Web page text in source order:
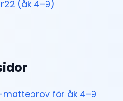
(åk 4–9)
matteprov för åk 4–9